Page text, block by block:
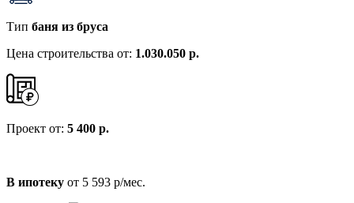
Тип баня из бруса
Цена строительства от: 1.030.050 р.
Проект от: 5 400 р.
В ипотеку от 5 593 р/мес.